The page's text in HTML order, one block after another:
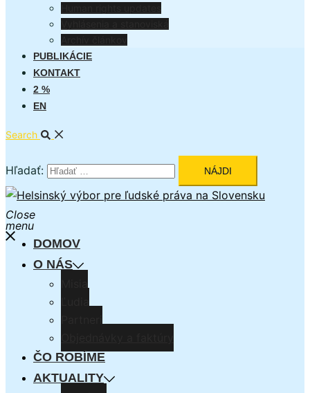
PUBLIKÁCIE
KONTAKT
2 %
EN
Search
Hľadať:
Close
menu
DOMOV
O NÁS
ČO ROBÍME
AKTUALITY